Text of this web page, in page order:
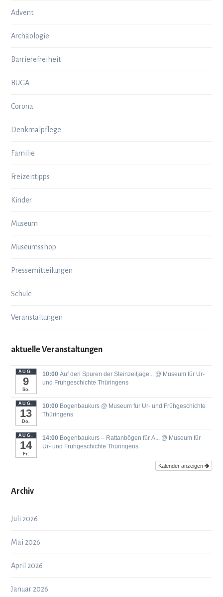
Advent
Archäologie
Barrierefreiheit
BUGA
Corona
Denkmalpflege
Familie
Freizeittipps
Kinder
Museum
Museumsshop
Pressemitteilungen
Schule
Veranstaltungen
aktuelle Veranstaltungen
AUG.
9
So.
10:00 Auf den Spuren der Steinzeitjäge... @ Museum für Ur-
und Frühgeschichte Thüringens
AUG.
13
Do.
10:00 Bogenbaukurs @ Museum für Ur- und Frühgeschichte
Thüringens
AUG.
14
Fr.
14:00 Bogenbaukurs ‒ Rattanbögen für A... @ Museum für
Ur- und Frühgeschichte Thüringens
Kalender anzeigen
Archiv
Juli 2026
Mai 2026
April 2026
Januar 2026